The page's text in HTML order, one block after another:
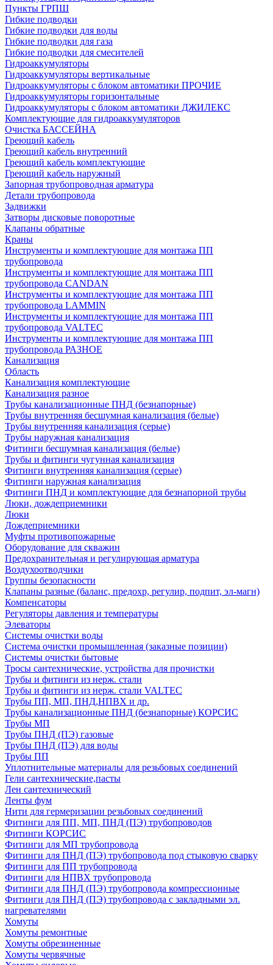
Пункты ГРПШ
Гибкие подводки
Гибкие подводки для воды
Гибкие подводки для газа
Гибкие подводки для смесителей
Гидроаккумуляторы
Гидроаккумуляторы вертикальные
Гидроаккумуляторы с блоком автоматики ПРОЧИЕ
Гидроаккумуляторы горизонтальные
Гидроаккумуляторы с блоком автоматики ДЖИЛЕКС
Комплектующие для гидроаккумуляторов
Очистка БАССЕЙНА
Греющий кабель
Греющий кабель внутренний
Греющий кабель комплектующие
Греющий кабель наружный
Запорная трубопроводная арматура
Детали трубопровода
Задвижки
Затворы дисковые поворотные
Клапаны обратные
Краны
Инструменты и комплектующие для монтажа ПП
трубопровода
Инструменты и комплектующие для монтажа ПП
трубопровода CANDAN
Инструменты и комплектующие для монтажа ПП
трубопровода LAMMIN
Инструменты и комплектующие для монтажа ПП
трубопровода VALTEC
Инструменты и комплектующие для монтажа ПП
трубопровода РАЗНОЕ
Канализация
Область
Канализация комплектующие
Канализация разное
Трубы канализационные ПНД (безнапорные)
Трубы внутренняя бесшумная канализация (белые)
Трубы внутренняя канализация (серые)
Трубы наружная канализация
Фитинги бесшумная канализация (белые)
Трубы и фитинги чугунная канализация
Фитинги внутренняя канализация (серые)
Фитинги наружная канализация
Фитинги ПНД и комплектующие для безнапорной трубы
Люки, дождеприемники
Люки
Дождеприемники
Муфты противопожарные
Оборудование для скважин
Предохранительная и регулирующая арматура
Воздухоотводчики
Группы безопасности
Клапаны разные (баланс, предохр, регулир, подпит, эл-магн)
Компенсаторы
Регуляторы давления и температуры
Элеваторы
Системы очистки воды
Система очистки промышленная (заказные позиции)
Системы очистки бытовые
Тросы сантехнические, устройства для прочистки
Трубы и фитинги из нерж. стали
Трубы и фитинги из нерж. стали VALTEC
Трубы ПП, МП, ПНД,НПВХ и др.
Трубы канализационные ПНД (безнапорные) КОРСИС
Трубы МП
Трубы ПНД (ПЭ) газовые
Трубы ПНД (ПЭ) для воды
Трубы ПП
Уплотнительные материалы для резьбовых соединений
Гели сантехнические,пасты
Лен сантехнический
Ленты фум
Нити для гермеризации резьбовых соединений
Фитинги для ПП, МП, ПНД (ПЭ) трубопроводов
Фитинги КОРСИС
Фитинги для МП трубопровода
Фитинги для ПНД (ПЭ) трубопровода под стыковую сварку
Фитинги для ПП трубопровода
Фитинги для НПВХ трубопровода
Фитинги для ПНД (ПЭ) трубопровода компрессионные
Фитинги для ПНД (ПЭ) трубопровода с закладными эл.
нагревателями
Хомуты
Хомуты ремонтные
Хомуты обрезиненные
Хомуты червячные